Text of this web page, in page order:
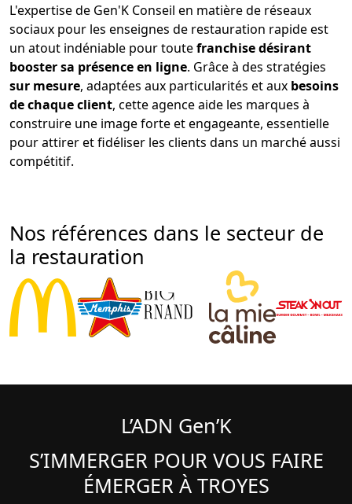
L'expertise de Gen'K Conseil en matière de réseaux
sociaux pour les enseignes de restauration rapide est
un atout indéniable pour toutefranchise désirant
booster sa présence en ligne. Grâce à des stratégies
sur mesure, adaptées aux particularités et aux besoins
de chaque client, cette agence aide les marques à
construire une image forte et engageante, essentielle
pour attirer et fidéliser les clients dans un marché aussi
compétitif.
Nos références dans le secteur de
la restauration
L’ADN Gen’K
S’IMMERGER POUR VOUS FAIRE
ÉMERGER À TROYES